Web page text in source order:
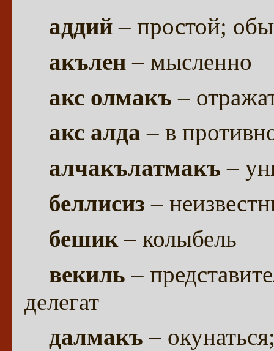
аддий– простой;
акълен– мысленно
акс олмакъ –
акс алда – в
алчакълатмакъ –
беллисиз –
бешик– колыбель
векиль –
делегат
далмакъ –